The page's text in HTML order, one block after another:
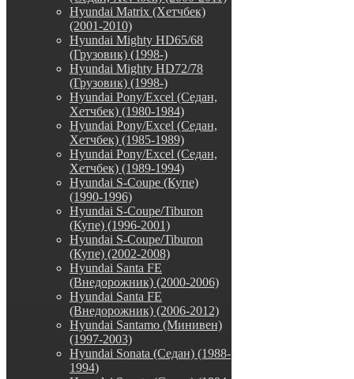
Hyundai Matrix (Хетчбек)
(2001-2010)
Hyundai Mighty HD65/68
(Грузовик) (1998-)
Hyundai Mighty HD72/78
(Грузовик) (1998-)
Hyundai Pony/Excel (Седан,
Хетчбек) (1980-1984)
Hyundai Pony/Excel (Седан,
Хетчбек) (1985-1989)
Hyundai Pony/Excel (Седан,
Хетчбек) (1989-1994)
Hyundai S-Coupe (Купе)
(1990-1996)
Hyundai S-Coupe/Tiburon
(Купе) (1996-2001)
Hyundai S-Coupe/Tiburon
(Купе) (2002-2008)
Hyundai Santa FE
(Внедорожник) (2000-2006)
Hyundai Santa FE
(Внедорожник) (2006-2012)
Hyundai Santamo (Минивен)
(1997-2003)
Hyundai Sonata (Седан) (1988-
1994)